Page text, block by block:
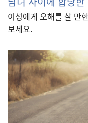
이성에게 오해를 살 만
보세요.